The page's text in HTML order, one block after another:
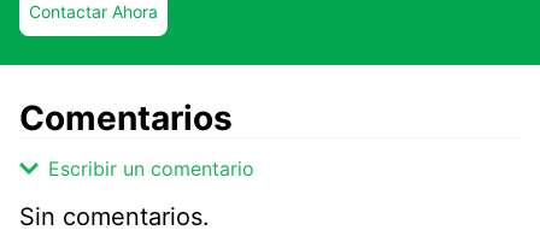
Contactar Ahora
Comentarios
Escribir un comentario
Sin comentarios.